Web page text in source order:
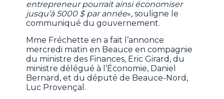
entrepreneur pourrait ainsi économiser
jusqu’à 5000 $ par année», souligne le
communiqué du gouvernement.
Mme Fréchette en a fait l’annonce
mercredi matin en Beauce en compagnie
du ministre des Finances, Eric Girard, du
ministre délégué à l’Économie, Daniel
Bernard, et du député de Beauce-Nord,
Luc Provençal.